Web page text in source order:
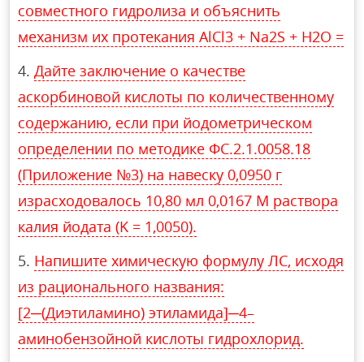
совместного гидролиза и объяснить
механизм их протекания AlCl3 + Na2S + H2O =
Дайте заключение о качестве
аскорбиновой кислоты по количественному
содержанию, если при йодометрическом
определении по методике ФС.2.1.0058.18
(Приложение №3) на навеску 0,0950 г
израсходовалось 10,80 мл 0,0167 М раствора
калия йодата (K = 1,0050).
Напишите химическую формулу ЛС, исходя
из рационального названия:
[2─(Диэтиламино) этиламида]─4–
аминобензойной кислоты гидрохлорид.